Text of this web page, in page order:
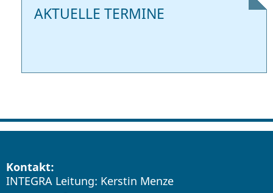
AKTUELLE TERMINE
Kontakt:
INTEGRA Leitung: Kerstin Menze